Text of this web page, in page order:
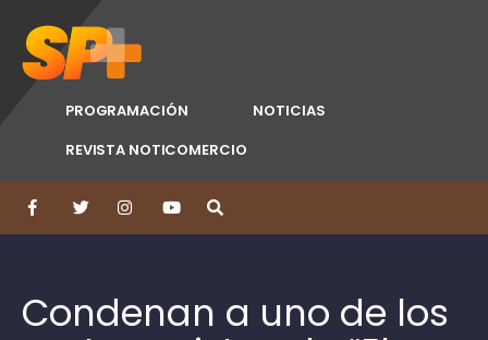
PROGRAMACIÓN
NOTICIAS
REVISTA NOTICOMERCIO
Condenan a uno de los